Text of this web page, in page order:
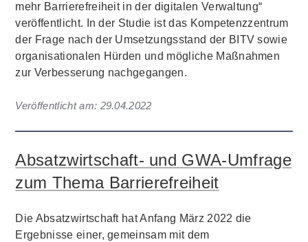
mehr Barrierefreiheit in der digitalen Verwaltung“
veröffentlicht. In der Studie ist das Kompetenzzentrum
der Frage nach der Umsetzungsstand der BITV sowie
organisationalen Hürden und mögliche Maßnahmen
zur Verbesserung nachgegangen.
Veröffentlicht am: 29.04.2022
Absatzwirtschaft- und GWA-Umfrage
zum Thema Barrierefreiheit
Die Absatzwirtschaft hat Anfang März 2022 die
Ergebnisse einer, gemeinsam mit dem